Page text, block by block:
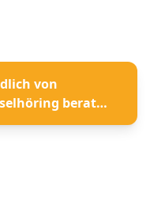
von
beraten